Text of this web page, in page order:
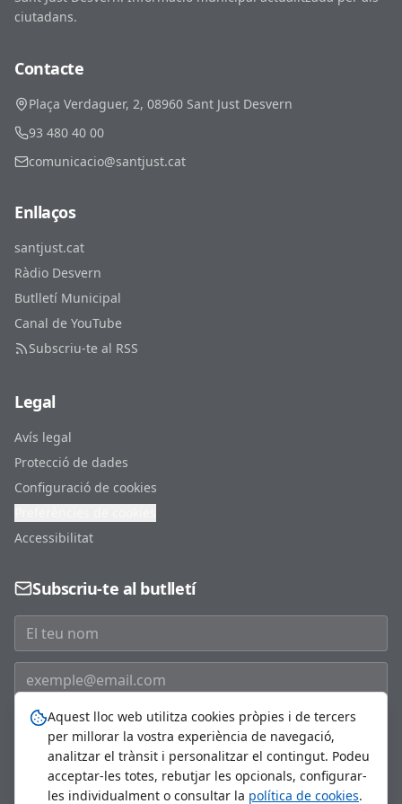
ciutadans.
Contacte
Plaça Verdaguer, 2, 08960 Sant Just Desvern
93 480 40 00
comunicacio@santjust.cat
Enllaços
santjust.cat
Ràdio Desvern
Butlletí Municipal
Canal de YouTube
Subscriu-te al RSS
Legal
Avís legal
Protecció de dades
Configuració de cookies
Accessibilitat
Subscriu-te al butlletí
Subscriure'm
Aquest lloc web utilitza cookies pròpies i de tercers
per millorar la vostra experiència de navegació,
analitzar el trànsit i personalitzar el contingut. Podeu
acceptar-les totes, rebutjar les opcionals, configurar-
les individualment o consultar la política de cookies.